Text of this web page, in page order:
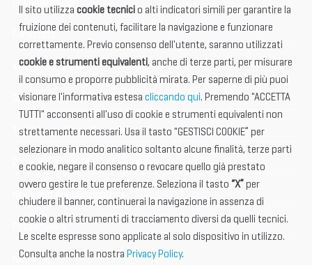
Exhibitors
International Club
Open Hub
Tax & Legal Global Services
BTI - Industrial Tourism Exchange
News and Announcements
Photogallery
Media Kit
Il sito utilizza cookie tecnicio alti indicatori simili per garantire la
fruizione dei contenuti, facilitare la navigazione e funzionare
correttamente. Previo consenso dell'utente, saranno utilizzati
cookie e strumenti equivalenti, anche di terze parti, per misurare
il consumo e proporre pubblicità mirata. Per saperne di più puoi
visionare l'informativa estesa cliccando qui. Premendo "ACCETTA
TUTTI" acconsenti all'uso di cookie e strumenti equivalenti non
strettamente necessari. Usa il tasto "GESTISCI COOKIE” per
selezionare in modo analitico soltanto alcune finalità, terze parti
e cookie, negare il consenso o revocare quello già prestato
ovvero gestire le tue preferenze. Seleziona il tasto “X” per
chiudere il banner, continuerai la navigazione in assenza di
cookie o altri strumenti di tracciamento diversi da quelli tecnici.
Le scelte espresse sono applicate al solo dispositivo in utilizzo.
Consulta anche la nostra Privacy Policy.